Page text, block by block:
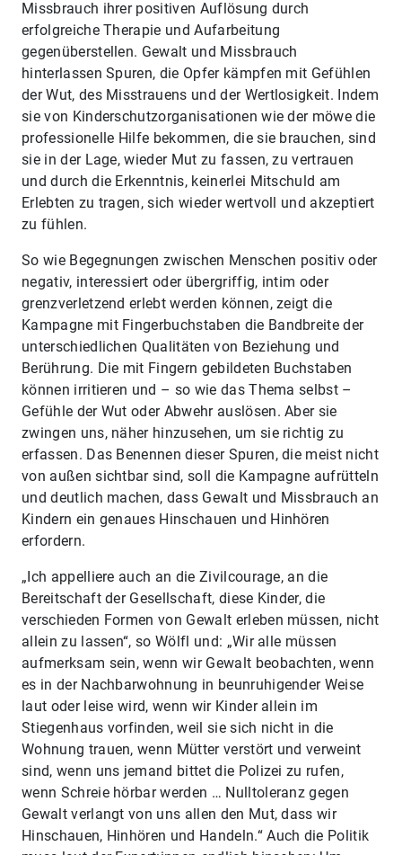
Missbrauch ihrer positiven Auflösung durch
erfolgreiche Therapie und Aufarbeitung
gegenüberstellen. Gewalt und Missbrauch
hinterlassen Spuren, die Opfer kämpfen mit Gefühlen
der Wut, des Misstrauens und der Wertlosigkeit. Indem
sie von Kinderschutzorganisationen wie der möwe die
professionelle Hilfe bekommen, die sie brauchen, sind
sie in der Lage, wieder Mut zu fassen, zu vertrauen
und durch die Erkenntnis, keinerlei Mitschuld am
Erlebten zu tragen, sich wieder wertvoll und akzeptiert
zu fühlen.
So wie Begegnungen zwischen Menschen positiv oder
negativ, interessiert oder übergriffig, intim oder
grenzverletzend erlebt werden können, zeigt die
Kampagne mit Fingerbuchstaben die Bandbreite der
unterschiedlichen Qualitäten von Beziehung und
Berührung. Die mit Fingern gebildeten Buchstaben
können irritieren und – so wie das Thema selbst –
Gefühle der Wut oder Abwehr auslösen. Aber sie
zwingen uns, näher hinzusehen, um sie richtig zu
erfassen. Das Benennen dieser Spuren, die meist nicht
von außen sichtbar sind, soll die Kampagne aufrütteln
und deutlich machen, dass Gewalt und Missbrauch an
Kindern ein genaues Hinschauen und Hinhören
erfordern.
„Ich appelliere auch an die Zivilcourage, an die
Bereitschaft der Gesellschaft, diese Kinder, die
verschieden Formen von Gewalt erleben müssen, nicht
allein zu lassen“, so Wölfl und: „Wir alle müssen
aufmerksam sein, wenn wir Gewalt beobachten, wenn
es in der Nachbarwohnung in beunruhigender Weise
laut oder leise wird, wenn wir Kinder allein im
Stiegenhaus vorfinden, weil sie sich nicht in die
Wohnung trauen, wenn Mütter verstört und verweint
sind, wenn uns jemand bittet die Polizei zu rufen,
wenn Schreie hörbar werden … Nulltoleranz gegen
Gewalt verlangt von uns allen den Mut, dass wir
Hinschauen, Hinhören und Handeln.“ Auch die Politik